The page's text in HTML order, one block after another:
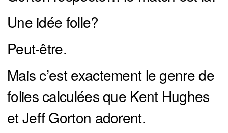
Une idée folle?
Peut-être.
Mais c’est exactement le genre de
folies calculées que Kent Hughes
et Jeff Gorton adorent.